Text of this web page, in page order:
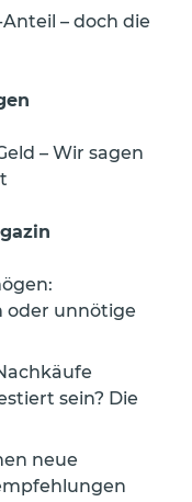
– doch die
– Wir sagen
oder unnötige
sein? Die
neue